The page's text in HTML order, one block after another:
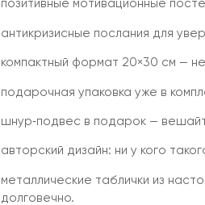
позитивные мотивационные
антикризисные послания для
компактный формат 20×30 см —
подарочная упаковка уже в
шнур‑подвес в подарок —
авторский дизайн: ни у кого
металлические таблички из
долговечно.